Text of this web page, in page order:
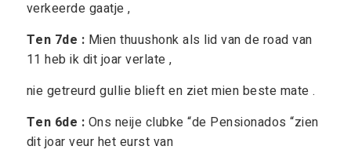
verkeerde gaatje ,
Ten 7de : Mien thuushonk als lid van de road van
11 heb ik dit joar verlate ,
nie getreurd gullie blieft en ziet mien beste mate .
Ten 6de : Ons neije clubke “de Pensionados “zien
dit joar veur het eurst van